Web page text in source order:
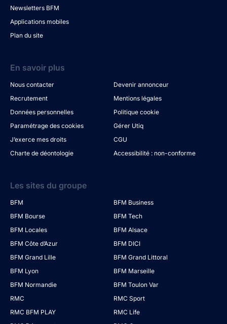
Newsletters BFM
Applications mobiles
Plan du site
En savoir plus
Nous contacter
Devenir annonceur
Recrutement
Mentions légales
Données personnelles
Politique cookie
Paramétrage des cookies
Gérer Utiq
J’exerce mes droits
CGU
Charte de déontologie
Accessibilité : non-conforme
Les sites du groupe
BFM
BFM Business
BFM Bourse
BFM Tech
BFM Locales
BFM Alsace
BFM Côte d’Azur
BFM DICI
BFM Grand Lille
BFM Grand Littoral
BFM Lyon
BFM Marseille
BFM Normandie
BFM Toulon Var
RMC
RMC Sport
RMC BFM PLAY
RMC Life